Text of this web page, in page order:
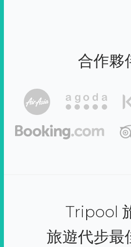
合作夥
Tripool
旅遊代步最